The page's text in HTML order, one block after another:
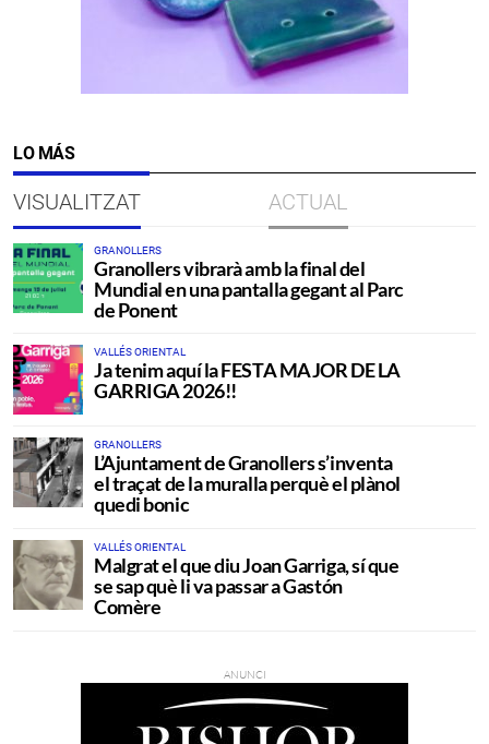
LO MÁS
VISUALITZAT ACTUAL
GRANOLLERS
Granollers vibrarà amb la final del
Mundial en una pantalla gegant al Parc
de Ponent
VALLÉS ORIENTAL
Ja tenim aquí la FESTA MAJOR DE LA
GARRIGA 2026!!
GRANOLLERS
L’Ajuntament de Granollers s’inventa
el traçat de la muralla perquè el plànol
quedi bonic
VALLÉS ORIENTAL
Malgrat el que diu Joan Garriga, sí que
se sap què li va passar a Gastón
Comère